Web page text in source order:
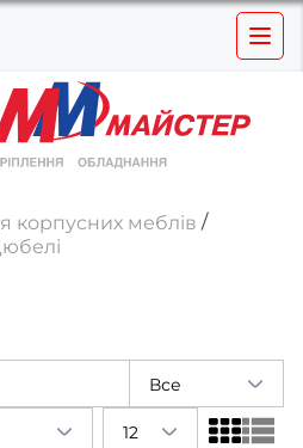
корпусних меблів
Все
12